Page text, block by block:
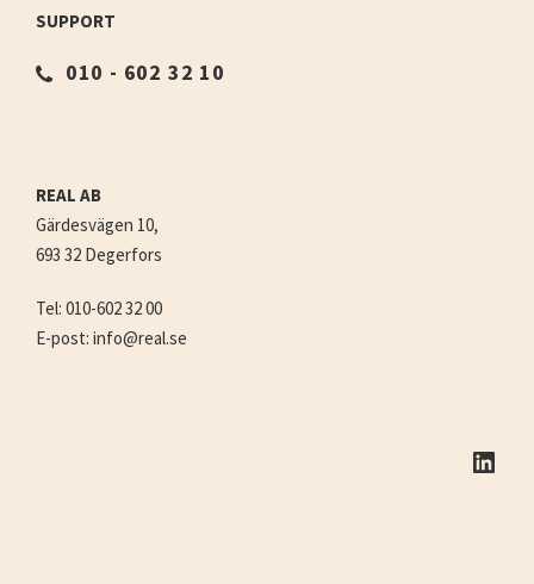
SUPPORT
010 - 602 32 10
REAL AB
Gärdesvägen 10,
693 32 Degerfors
Tel: 010-602 32 00
E-post: info@real.se
LinkedIn